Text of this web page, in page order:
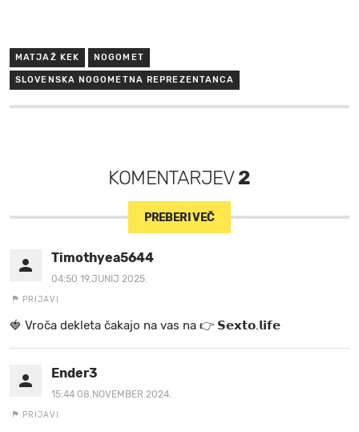
MATJAŽ KEK NOGOMET
SLOVENSKA NOGOMETNA REPREZENTANCA
KOMENTARJEV2
PREBERI VEČ
Timothyea5644
04:50 19.JUNIJ 2025.
PRIJAVI
🍓 V r o č a d e k l e t a ča k a jo na va s n a 👉 𝗦𝗲𝘅𝘁𝗼.𝗹𝗶𝗳𝗲
Ender3
15:44 08.NOVEMBER 2024.
PRIJAVI